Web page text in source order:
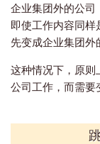
企业集团外的公司
即使工作内容同
先变成企业集团外
这种情况下，原则
公司工作，而需要